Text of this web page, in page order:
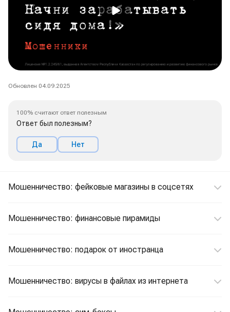
Обновлен 04.09.2025
100% считают ответ полезным
Ответ был полезным?
Да Нет
Мошенничество: фейковые магазины в соцсетях
Мошенничество: финансовые пирамиды
Мошенничество: подарок от иностранца
Мошенничество: вирусы в файлах из интернета